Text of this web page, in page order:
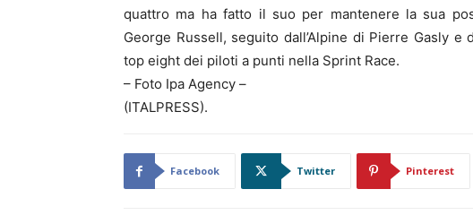
quattro ma ha fatto il suo per mantenere la sua
George Russell, seguito dall’Alpine di Pierre Gasly
top eight dei piloti a punti nella Sprint Race.
– Foto Ipa Agency –
(ITALPRESS).
Facebook Twitter Pinterest